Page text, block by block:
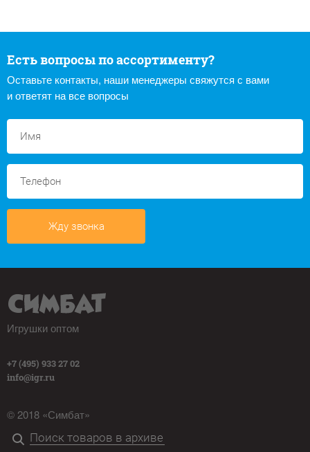
Есть вопросы по ассортименту?
Оставьте контакты, наши менеджеры свяжутся с вами
и ответят на все вопросы
Жду звонка
Игрушки оптом
+7 (495) 933 27 02
info@igr.ru
© 2018 «Симбат»